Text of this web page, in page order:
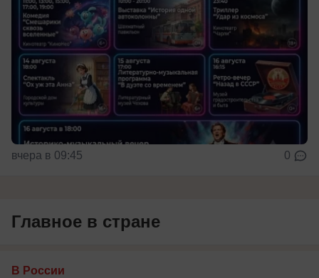
вчера в 09:45 0
Главное в стране
В России